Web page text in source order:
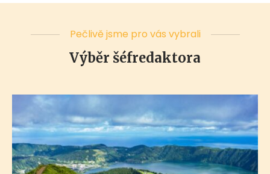
Pečlivě jsme pro vás vybrali
Výběr šéfredaktora